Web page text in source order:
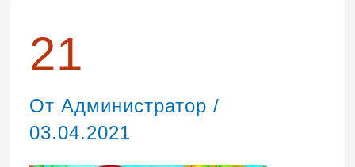
21
От Администратор /
03.04.2021
записям